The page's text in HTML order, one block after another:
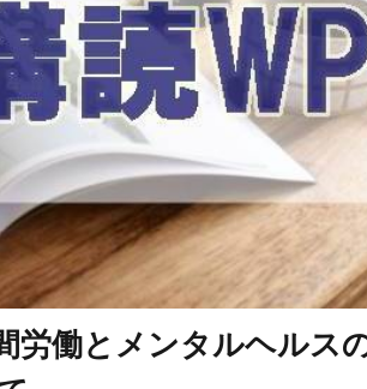
労働とメンタルヘルス